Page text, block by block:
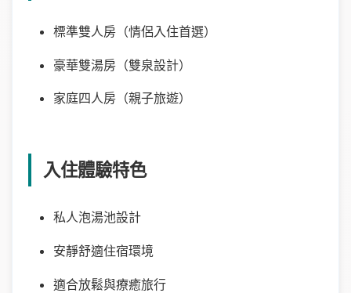
標準雙人房（情侶入住首選）
豪華雙湯房（雙泉設計）
家庭四人房（親子旅遊）
入住體驗特色
私人泡湯池設計
安靜舒適住宿環境
適合放鬆與療癒旅行